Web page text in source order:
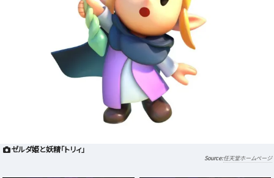
ゼルダ姫と妖精「トリィ」
任天堂ホームページ